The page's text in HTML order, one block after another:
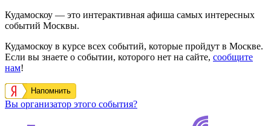
Кудамоскоу — это интерактивная афиша самых интересных
событий Москвы.
Кудамоскоу в курсе всех событий, которые пройдут в Москве.
Если вы знаете о событии, которого нет на сайте, сообщите
нам!
Напомнить
Вы организатор этого события?